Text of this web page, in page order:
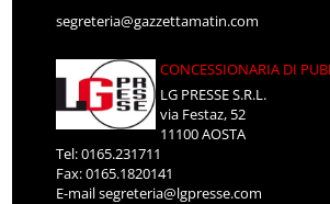
segreteria@gazzettamatin.com
CONCESSIONARIA DI
LG PRESSE S.R.L.
via Festaz, 52
11100 AOSTA
Tel: 0165.231711
Fax: 0165.1820141
E-mailsegreteria@lgpresse.com